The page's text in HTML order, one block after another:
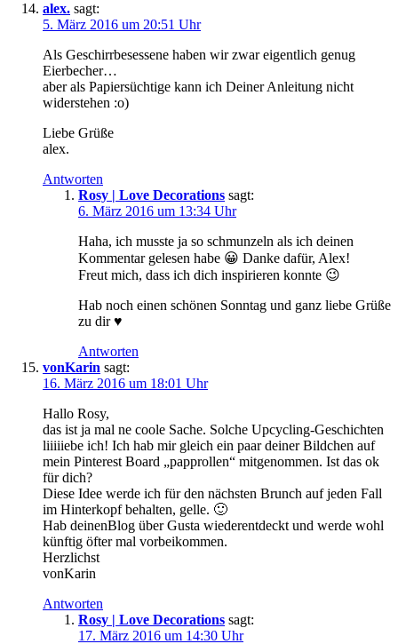
alex. sagt:
5. März 2016 um 20:51 Uhr
Als Geschirrbesessene haben wir zwar eigentlich genug
Eierbecher…
aber als Papiersüchtige kann ich Deiner Anleitung nicht
widerstehen :o)
Liebe Grüße
alex.
Antworten
Rosy | Love Decorations sagt:
6. März 2016 um 13:34 Uhr
Haha, ich musste ja so schmunzeln als ich deinen
Kommentar gelesen habe 😀 Danke dafür, Alex!
Freut mich, dass ich dich inspirieren konnte 😉
Hab noch einen schönen Sonntag und ganz liebe Grüße
zu dir ♥
Antworten
vonKarin sagt:
16. März 2016 um 18:01 Uhr
Hallo Rosy,
das ist ja mal ne coole Sache. Solche Upcycling-Geschichten
liiiiiebe ich! Ich hab mir gleich ein paar deiner Bildchen auf
mein Pinterest Board „papprollen“ mitgenommen. Ist das ok
für dich?
Diese Idee werde ich für den nächsten Brunch auf jeden Fall
im Hinterkopf behalten, gelle. 🙂
Hab deinenBlog über Gusta wiederentdeckt und werde wohl
künftig öfter mal vorbeikommen.
Herzlichst
vonKarin
Antworten
Rosy | Love Decorations sagt:
17. März 2016 um 14:30 Uhr